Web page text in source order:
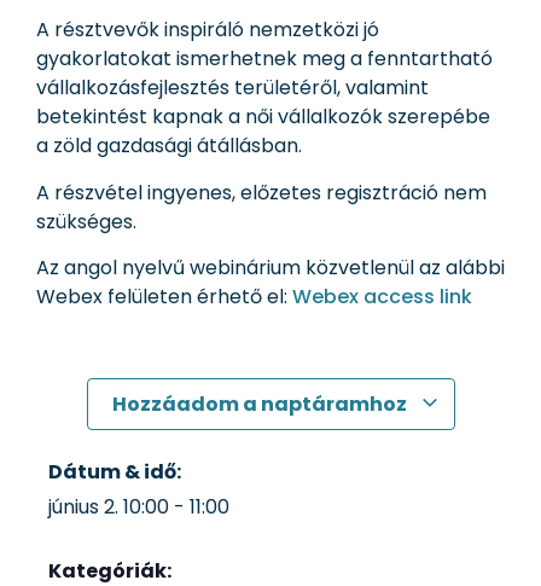
A résztvevők inspiráló nemzetközi jó
gyakorlatokat ismerhetnek meg a fenntartható
vállalkozásfejlesztés területéről, valamint
betekintést kapnak a női vállalkozók szerepébe
a zöld gazdasági átállásban.
A részvétel ingyenes, előzetes regisztráció nem
szükséges.
Az angol nyelvű webinárium közvetlenül az alábbi
Webex felületen érhető el: Webex access link
Hozzáadom a naptáramhoz
Dátum & idő:
június 2. 10:00 - 11:00
Kategóriák: